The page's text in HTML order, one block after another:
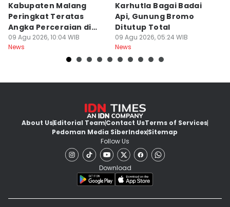
Kabupaten Malang
Peringkat Teratas
Angka Perceraian di
Jatim
09 Agu 2026, 10:04 WIB
News
Karhutla Bagai Badai
Api, Gunung Bromo
Ditutup Total
09 Agu 2026, 05:24 WIB
News
About UsEditorial TeamContact UsTerms of Services
Pedoman Media SiberIndexSitemap
Follow Us
Download